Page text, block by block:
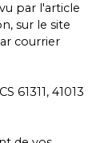
par l'article
sur le site
courrier
61311, 41013